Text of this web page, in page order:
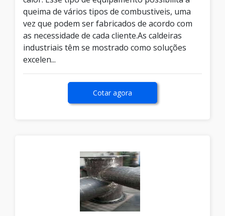
queima de vários tipos de combustiveis, uma
vez que podem ser fabricados de acordo com
as necessidade de cada cliente.As caldeiras
industriais têm se mostrado como soluções
excelen...
Cotar agora